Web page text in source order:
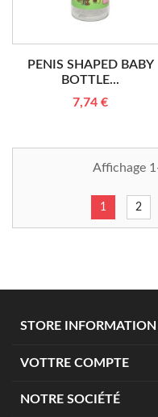
PENIS SHAPED BABY
BOTTLE...
7,74 €
Affichage
1 2
STORE INFORMATION
VOTTRE COMPTE
NOTRE SOCIÉTÉ